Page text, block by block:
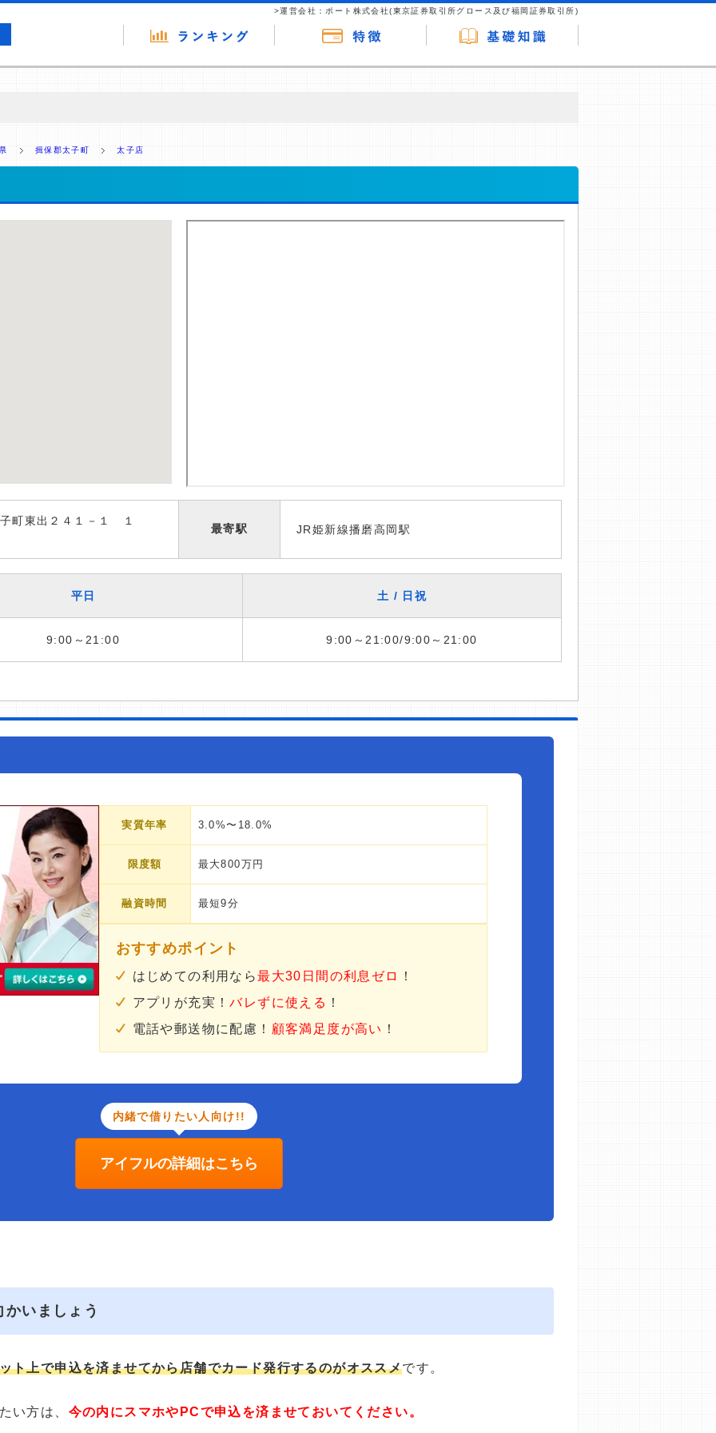
>運営会社：ポート株式会社(東京証券取引所グロース及び福岡証券取引所)
供を行っています。
揖保郡太子町 太子店
町東出２４１－１ １
最寄駅 JR姫新線播磨高岡駅
平日 土 / 日祝
9:00～21:00 9:00～21:00/9:00～21:00
実質年率 3.0%〜18.0%
限度額 最大800万円
融資時間 最短9分
おすすめポイント
はじめての利用なら最大30日間の利息ゼロ
！
アプリが充実！バレずに使える ！
電話や郵送物に配慮！ 顧客満足度が高い ！
内緒で借りたい人向け!!
アイフルの詳細はこちら
いましょう
ト上で申込を済ませてから店舗でカード発行するのがオススメです。
い方は、 今の内にスマホやPCで申込を済ませておいてください。